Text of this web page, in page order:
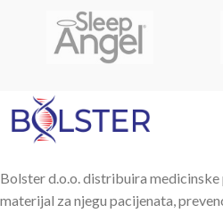
Bolster d.o.o. distribuira
materijal za njegu pacijenata,